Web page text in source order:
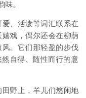
味。
、活泼等词汇联系在
戏，偶尔还会在柳荫
。它们那轻盈的步伐
自得、随性而行的意
野上，羊儿们悠闲地